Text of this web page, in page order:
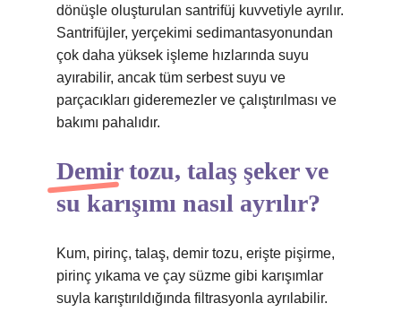
dönüşle oluşturulan santrifüj kuvvetiyle ayrılır.
Santrifüjler, yerçekimi sedimantasyonundan
çok daha yüksek işleme hızlarında suyu
ayırabilir, ancak tüm serbest suyu ve
parçacıkları gideremezler ve çalıştırılması ve
bakımı pahalıdır.
Demir tozu, talaş şeker ve
su karışımı nasıl ayrılır?
Kum, pirinç, talaş, demir tozu, erişte pişirme,
pirinç yıkama ve çay süzme gibi karışımlar
suyla karıştırıldığında filtrasyonla ayrılabilir.